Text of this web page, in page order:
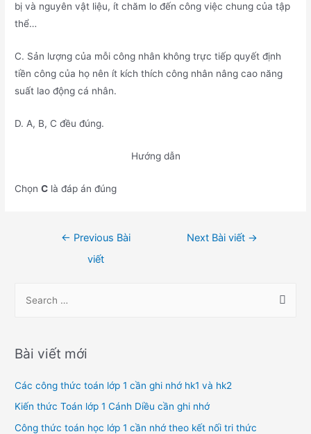
bị và nguyên vật liệu, ít chăm lo đến công việc chung của tập
thể…
C. Sản lượng của mỗi công nhân không trực tiếp quyết định
tiền công của họ nên ít kích thích công nhân nâng cao năng
suất lao động cá nhân.
D. A, B, C đều đúng.
Hướng dẫn
ChọnC là đáp án đúng
← Previous Bài
viết
Next Bài viết →
r
h
f
o
Bài viết mới
Các công thức toán lớp 1 cần ghi nhớ hk1 và hk2
Kiến thức Toán lớp 1 Cánh Diều cần ghi nhớ
Công thức toán học lớp 1 cần nhớ theo kết nối tri thức